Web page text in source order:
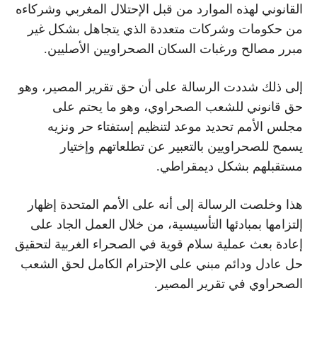
القانوني لهذه الموارد من قبل الإحتلال المغربي وشركاءه
من حكومات وشركات متعددة الذي يتجاهل بشكل غير
مبرر مصالح ورغبات السكان الصحراويين الأصليين.
إلى ذلك شددت الرسالة على أن حق تقرير المصير، وهو
حق قانوني للشعب الصحراوي، وهو ما يحتم على
مجلس الأمم تحديد موعد لتنظيم إستفتاء حر ونزيه
يسمح للصحراويين بالتعبير عن تطلعاتهم وإختيار
مستقبلهم بشكل ديمقراطي.
هذا وخلصت الرسالة إلى أنه على الأمم المتحدة إظهار
إلتزامها بمبادئها التأسيسية، من خلال العمل الجاد على
إعادة بعث عملية سلام قوية في الصحراء الغربية لتحقيق
حل عادل ودائم مبني على الإحترام الكامل لحق الشعب
الصحراوي في تقرير المصير.